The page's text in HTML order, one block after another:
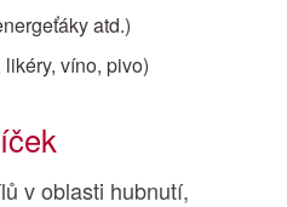
atd.)
víno, pivo)
v oblasti hubnutí,